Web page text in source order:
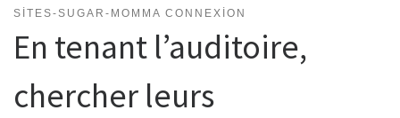
SITES-SUGAR-MOMMA CONNEXION
En tenant l’auditoire,
chercher leurs